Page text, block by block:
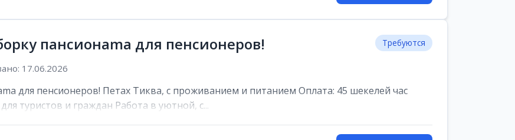
пансионama для пенсионеров! Требуются
17.06.2026
для пенсионеров! Петах Тиква, с проживанием и питанием Оплата: 45 шекелей час
туристов и граждан Работа в уютной, с...